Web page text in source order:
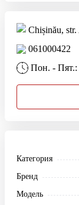
Категория
Бренд
Модель
Chișinău, str.
061000422
Пон. - Пят.: